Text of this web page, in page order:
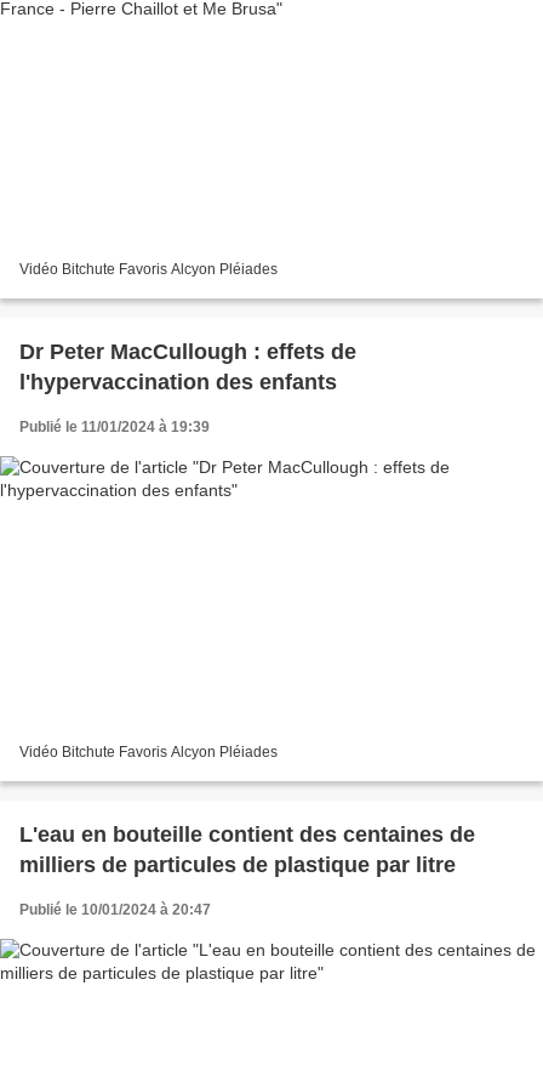
Vidéo Bitchute Favoris Alcyon Pléiades
Dr Peter MacCullough : effets de
l'hypervaccination des enfants
Publié le 11/01/2024 à 19:39
Vidéo Bitchute Favoris Alcyon Pléiades
L'eau en bouteille contient des centaines de
milliers de particules de plastique par litre
Publié le 10/01/2024 à 20:47